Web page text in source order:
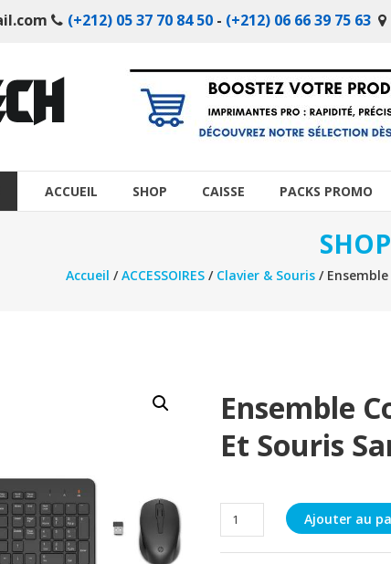
(+212) 05 37 70 84 50 - (+212) 06 66 39 75 63
ACCUEIL SHOP CAISSE PACKS PROMO
SHOP
Accueil /ACCESSOIRES / Clavier & Souris /
Ensemble
Et Souris
quantité
de
Ensemble
Ajouter au